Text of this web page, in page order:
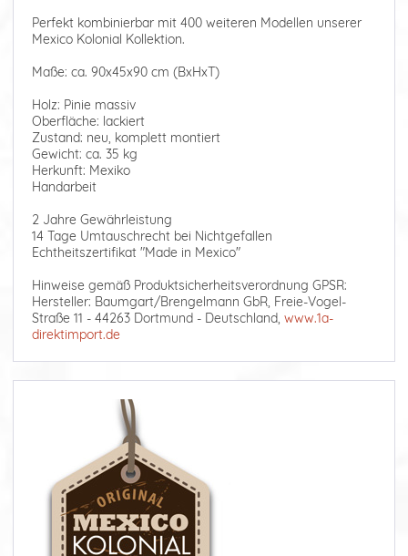
Perfekt kombinierbar mit 400 weiteren Modellen unserer
Mexico Kolonial Kollektion.
Maße: ca. 90x45x90 cm (BxHxT)
Holz: Pinie massiv
Oberfläche: lackiert
Zustand: neu, komplett montiert
Gewicht: ca. 35 kg
Herkunft: Mexiko
Handarbeit
2 Jahre Gewährleistung
14 Tage Umtauschrecht bei Nichtgefallen
Echtheitszertifikat "Made in Mexico"
Hinweise gemäß Produktsicherheitsverordnung GPSR:
Hersteller: Baumgart/Brengelmann GbR, Freie-Vogel-
Straße 11 - 44263 Dortmund - Deutschland, www.1a-
direktimport.de